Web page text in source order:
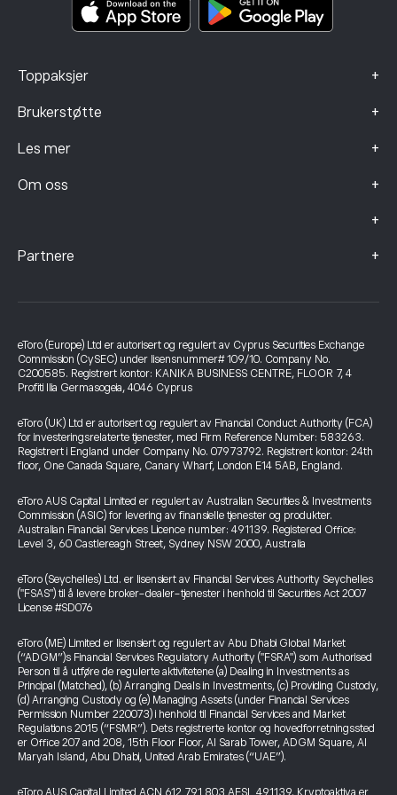
Toppaksjer +
Brukerstøtte +
Les mer +
Om oss +
+
Partnere +
eToro (Europe) Ltd er autorisert og regulert av Cyprus Securities Exchange
Commission (CySEC) under lisensnummer# 109/10. Company No.
C200585. Registrert kontor: KANIKA BUSINESS CENTRE, FLOOR 7, 4
Profiti Ilia Germasogeia, 4046 Cyprus
eToro (UK) Ltd er autorisert og regulert av Financial Conduct Authority (FCA)
for investeringsrelaterte tjenester, med Firm Reference Number: 583263.
Registrert i England under Company No. 07973792. Registrert kontor: 24th
floor, One Canada Square, Canary Wharf, London E14 5AB, England.
eToro AUS Capital Limited er regulert av Australian Securities & Investments
Commission (ASIC) for levering av finansielle tjenester og produkter.
Australian Financial Services Licence number: 491139. Registered Office:
Level 3, 60 Castlereagh Street, Sydney NSW 2000, Australia
eToro (Seychelles) Ltd. er lisensiert av Financial Services Authority Seychelles
("FSAS") til å levere broker-dealer-tjenester i henhold til Securities Act 2007
License #SD076
eToro (ME) Limited er lisensiert og regulert av Abu Dhabi Global Market
(“ADGM”)s Financial Services Regulatory Authority ("FSRA") som Authorised
Person til å utføre de regulerte aktivitetene (a) Dealing in Investments as
Principal (Matched), (b) Arranging Deals in Investments, (c) Providing Custody,
(d) Arranging Custody og (e) Managing Assets (under Financial Services
Permission Number 220073) i henhold til Financial Services and Market
Regulations 2015 (“FSMR”). Dets registrerte kontor og hovedforretningssted
er Office 207 and 208, 15th Floor Floor, Al Sarab Tower, ADGM Square, Al
Maryah Island, Abu Dhabi, United Arab Emirates (“UAE”).
eToro AUS Capital Limited ACN 612 791 803 AFSL 491139. Kryptoaktiva er